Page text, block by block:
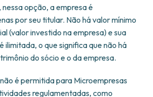
opção, a empresa é
por seu titular. Não há valor mínimo
(valor investido na empresa) e sua
ilimitada, o que significa que não há
do sócio e o da empresa.
é permitida para Microempresas
regulamentadas, como